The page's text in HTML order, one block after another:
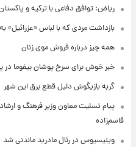
ریاض: توافق دفاعی با ترکیه و
بازداشت مردی که با لباس «عزرائیل»
همه چیز درباره فروش موی زنان
خبر خوش برای سرخ پوشان بیفوما در
گربه بازیگوش دلیل قطع برق این شهر
پیام تسلیت معاون وزیر فرهنگ و
قاسم‌زاده
وینیسیوس در رئال مادرید ماندنی شد